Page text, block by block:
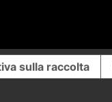
sulla raccolta